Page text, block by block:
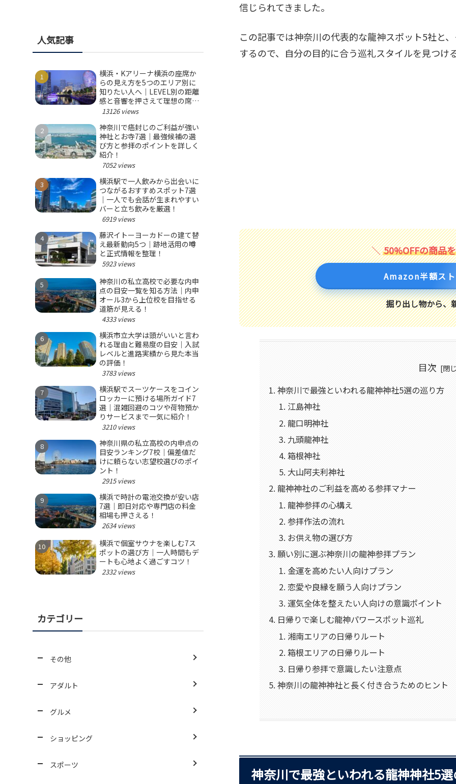
信じられてきました。
この記事では神奈川の代表的な龍神スポット5社と
するので、自分の目的に合う巡礼スタイルを見つけ
50%OFFの商品
Amazon半額ス
掘り出し物から、
目次
神奈川で最強といわれる龍神神社5選の巡り方
江島神社
龍口明神社
九頭龍神社
箱根神社
大山阿夫利神社
龍神神社のご利益を高める参拝マナー
龍神参拝の心構え
参拝作法の流れ
お供え物の選び方
願い別に選ぶ神奈川の龍神参拝プラン
金運を高めたい人向けプラン
恋愛や良縁を願う人向けプラン
運気全体を整えたい人向けの意識ポイント
日帰りで楽しむ龍神パワースポット巡礼
湘南エリアの日帰りルート
箱根エリアの日帰りルート
日帰り参拝で意識したい注意点
神奈川の龍神神社と長く付き合うためのヒント
神奈川で最強といわれる龍神神社5
人気記事
横浜・Kアリーナ横浜の座席か
らの見え方を5つのエリア別に
知りたい人へ｜LEVEL別の距離
感と音響を押さえて理想の席を
選ぼう！
13126 views
神奈川で癌封じのご利益が強い
神社とお寺7選｜最強候補の選
び方と参拝のポイントを詳しく
紹介！
7052 views
横浜駅で一人飲みから出会いに
つながるおすすめスポット7選
｜一人でも会話が生まれやすい
バーと立ち飲みを厳選！
6919 views
藤沢イトーヨーカドーの建て替
え最新動向5つ｜跡地活用の噂
と正式情報を整理！
5923 views
神奈川の私立高校で必要な内申
点の目安一覧を知る方法｜内申
オール3から上位校を目指せる
道筋が見える！
4333 views
横浜市立大学は頭がいいと言わ
れる理由と難易度の目安｜入試
レベルと進路実績から見た本当
の評価！
3783 views
横浜駅でスーツケースをコイン
ロッカーに預ける場所ガイド7
選｜混雑回避のコツや荷物預か
りサービスまで一気に紹介！
3210 views
神奈川県の私立高校の内申点の
目安ランキング7校｜偏差値だ
けに頼らない志望校選びのポイ
ント！
2915 views
横浜で時計の電池交換が安い店
7選｜即日対応や専門店の料金
相場も押さえる！
2634 views
横浜で個室サウナを楽しむ7ス
ポットの選び方｜一人時間もデ
ートも心地よく過ごすコツ！
2332 views
カテゴリー
その他
アダルト
グルメ
ショッピング
スポーツ